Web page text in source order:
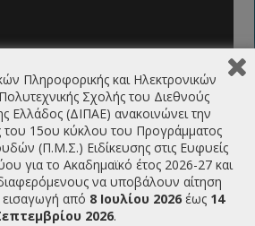
Πληροφορικής και Ηλεκτρονικών
Σχολής του Διεθνούς
Ελλάδος (ΔΙΠΑΕ) ανακοινώνει την
του 15ου κύκλου του Προγράμματος
(Π.Μ.Σ.) Ειδίκευσης στις Ευφυείς
για το Ακαδημαϊκό έτος 2026-27 και
να υποβάλουν αίτηση
από 8 Ιουλίου 2026 έως 14
2026.